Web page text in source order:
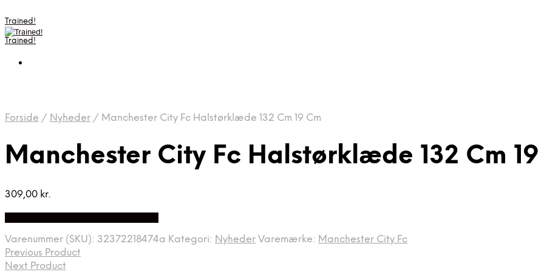
Trained!
Trained!
Forside / Nyheder / Manchester City Fc Halstørklæde 132 Cm 19 Cm
Manchester City Fc Halstørklæde 132 Cm 19
309,00 kr.
Varenummer (SKU): 32372218474a Kategori: Nyheder Varemærke: Manchester City Fc
Previous Product
Next Product